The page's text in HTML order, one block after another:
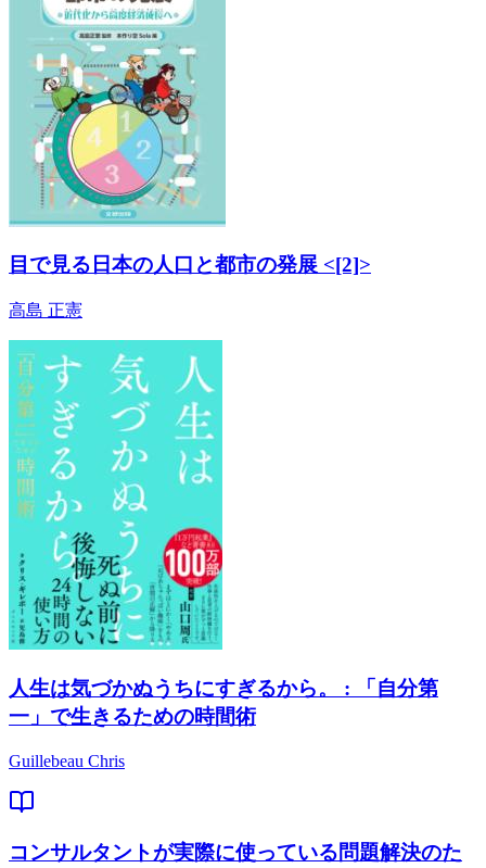
目で見る日本の人口と都市の発展 <[2]>
高島 正憲
人生は気づかぬうちにすぎるから。 : 「自分第
一」で生きるための時間術
Guillebeau Chris
コンサルタントが実際に使っている問題解決のた